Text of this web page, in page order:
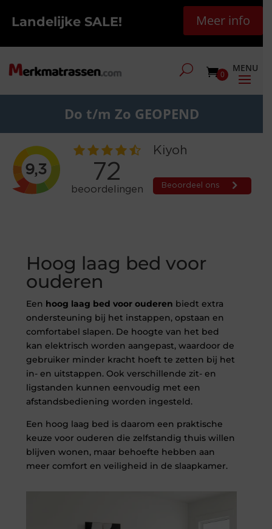
Landelijke SALE! Meer info
0
Do t/m Zo GEOPEND
Hoog laag bed voor
ouderen
Een hoog laag bed voor ouderen biedt extra
ondersteuning bij het instappen, opstaan en
comfortabel slapen. De hoogte van het bed
kan elektrisch worden aangepast, waardoor de
gebruiker minder kracht hoeft te zetten bij het
in- en uitstappen. Ook verschillende zit- en
ligstanden kunnen eenvoudig met een
afstandsbediening worden ingesteld.
Een hoog laag bed is daarom een praktische
keuze voor ouderen die zelfstandig thuis willen
blijven wonen, maar behoefte hebben aan
meer comfort en veiligheid in de slaapkamer.